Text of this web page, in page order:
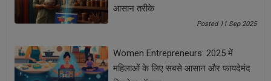
Patanjali Startup Tips
किड्जी स्कूल टॉप 5 फ्रेंचाइज बिजनेस पतंजलि
आसान तरीके
Posted 11 Sep 2025
Women Entrepreneurs: 2025 में
महिलाओं के लिए सबसे आसान और फायदेमंद